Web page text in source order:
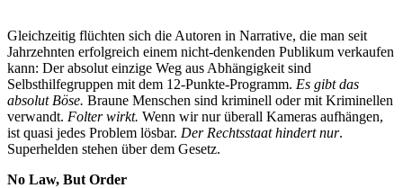
Gleichzeitig flüchten sich die Autoren in Narrative, die man seit
Jahrzehnten erfolgreich einem nicht-denkenden Publikum verkaufen
kann: Der absolut einzige Weg aus Abhängigkeit sind
Selbsthilfegruppen mit dem 12-Punkte-Programm. Es gibt das
absolut Böse. Braune Menschen sind kriminell oder mit Kriminellen
verwandt. Folter wirkt. Wenn wir nur überall Kameras aufhängen,
ist quasi jedes Problem lösbar. Der Rechtsstaat hindert nur.
Superhelden stehen über dem Gesetz.
No Law, But Order